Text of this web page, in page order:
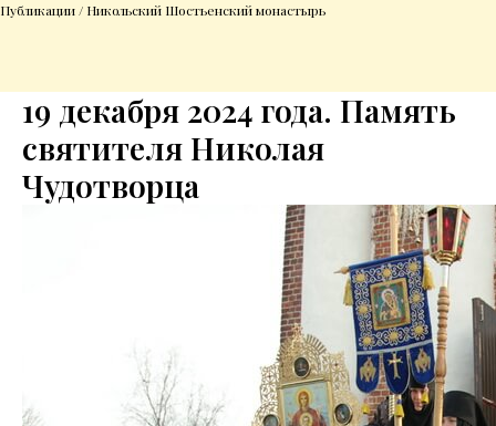
Публикации / Никольский Шостьенский монастырь
19 декабря 2024 года. Память
святителя Николая
Чудотворца